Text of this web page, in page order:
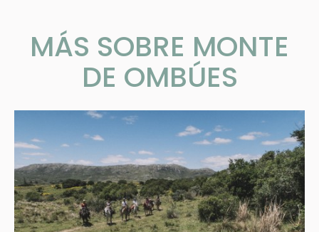
MÁS SOBRE MONTE
DE OMBÚES